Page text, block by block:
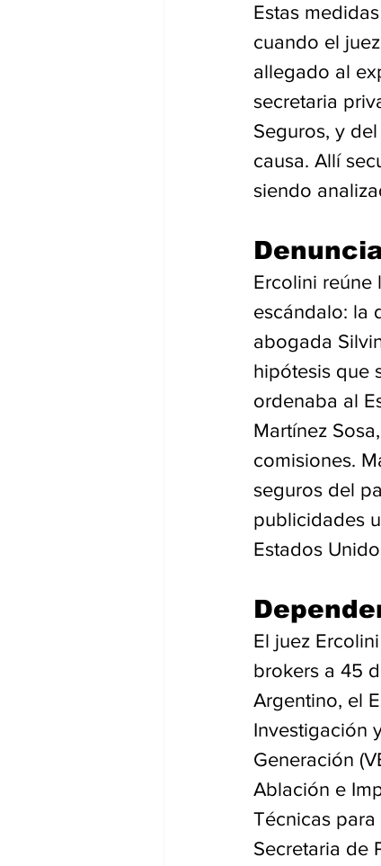
Estas
cuando el
allegado al
secretaria
Seguros, y
causa. Allí
siendo
Ercolini reúne
escándalo: la
abogada
hipótesis que
ordenaba al
Martínez
comisiones.
seguros del
publicidades
Estados
El juez
brokers a 45
Argentino, el
Investigación
Generación
Ablación e
Técnicas para
Secretaria de